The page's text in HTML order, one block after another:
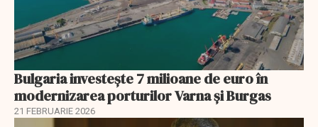
Bulgaria investește 7 milioane de euro în
modernizarea porturilor Varna și Burgas
21 FEBRUARIE 2026